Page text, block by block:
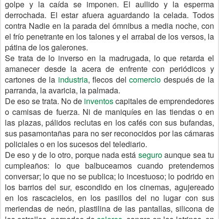
golpe y la caída se imponen. El aullido y la esperma
derrochada. El estar afuera aguardando la celada. Todos
contra Nadie en la parada del ómnibus a media noche, con
el frío penetrante en los talones y el arrabal de los versos, la
pátina de los galerones.
Se trata de lo inverso en la madrugada, lo que retarda el
amanecer desde la acera de enfrente con periódicos y
cartones de la industria, flecos delcomercio después de la
parranda, la avaricia, la palmada.
De eso se trata. No de inventoscapitales de emprendedores
o camisas de fuerza. Ni de maniquíes en las tiendas o en
las plazas, pálidos reclutas en los cafés con sus bufandas,
sus pasamontañas para no ser reconocidos por las cámaras
policiales o en los sucesos del telediario.
De eso y de lo otro, porque nada está seguroaunque sea tu
cumpleaños: lo que balbuceamos cuando pretendemos
conversar; lo que no se publica; lo incestuoso; lo podrido en
los barrios del sur, escondido en los cinemas, agujereado
en los rascacielos, en los pasillos del no lugar con sus
meriendas de neón, plastilina de las pantallas, silicona de